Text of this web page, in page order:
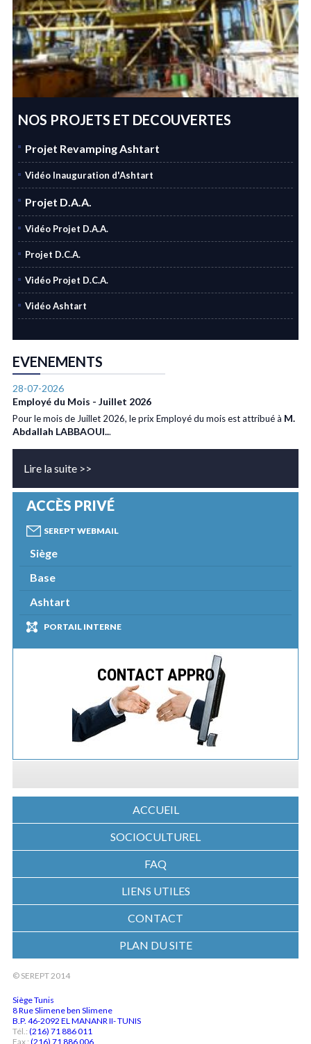
NOS PROJETS ET DECOUVERTES
Projet Revamping Ashtart
Vidéo Inauguration d'Ashtart
Projet D.A.A.
Vidéo Projet D.A.A.
Projet D.C.A.
Vidéo Projet D.C.A.
Vidéo Ashtart
EVENEMENTS
28-07-2026
Employé du Mois - Juillet 2026
Pour le mois de Juillet 2026, le prix Employé du mois est attribué à M.
Abdallah LABBAOUI...
Lire la suite >>
ACCÈS PRIVÉ
SEREPT WEBMAIL
Siège
Base
Ashtart
PORTAIL INTERNE
CONTACT APPRO
ACCUEIL
SOCIOCULTUREL
FAQ
LIENS UTILES
CONTACT
PLAN DU SITE
© SEREPT 2014
Siège Tunis
8 Rue Slimene ben Slimene
B.P. 46-2092 EL MANANR II- TUNIS
Tél.: (216) 71 886 011
Fax : (216) 71 886 006